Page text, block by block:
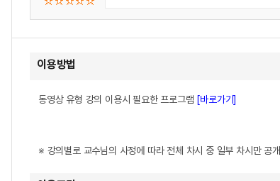
이용방법
동영상 유형 강의 이용시 필요한 프로그램 [바로가기]
※ 강의별로 교수님의 사정에 따라 전체 차시 중 일부 차시만 공